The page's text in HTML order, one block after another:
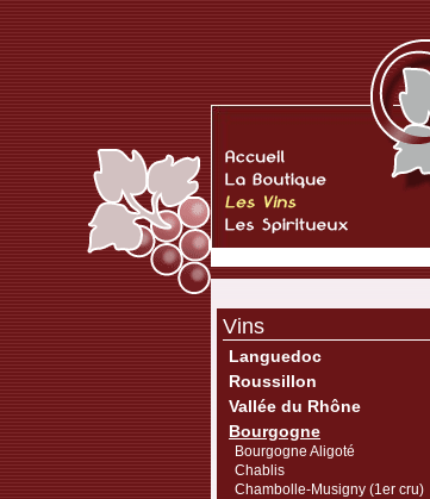
Vins
Languedoc
Roussillon
Vallée du Rhône
Bourgogne
Bourgogne Aligoté
Chablis
Chambolle-Musigny (1er cru)